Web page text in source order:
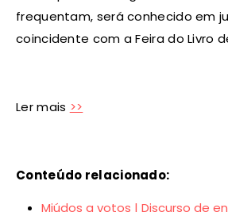
frequentam, será conhecido em
coincidente com a Feira do Livro
Ler mais >>
Conteúdo relacionado:
Miúdos a votos | Discurso de